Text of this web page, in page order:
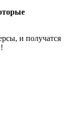
и получатся